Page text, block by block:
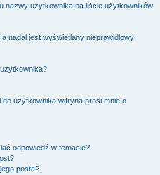
nazwy użytkownika na liście użytkowników
nadal jest wyświetlany nieprawidłowy
do użytkownika witryna prosi mnie o
odpowiedź w temacie?
posta?